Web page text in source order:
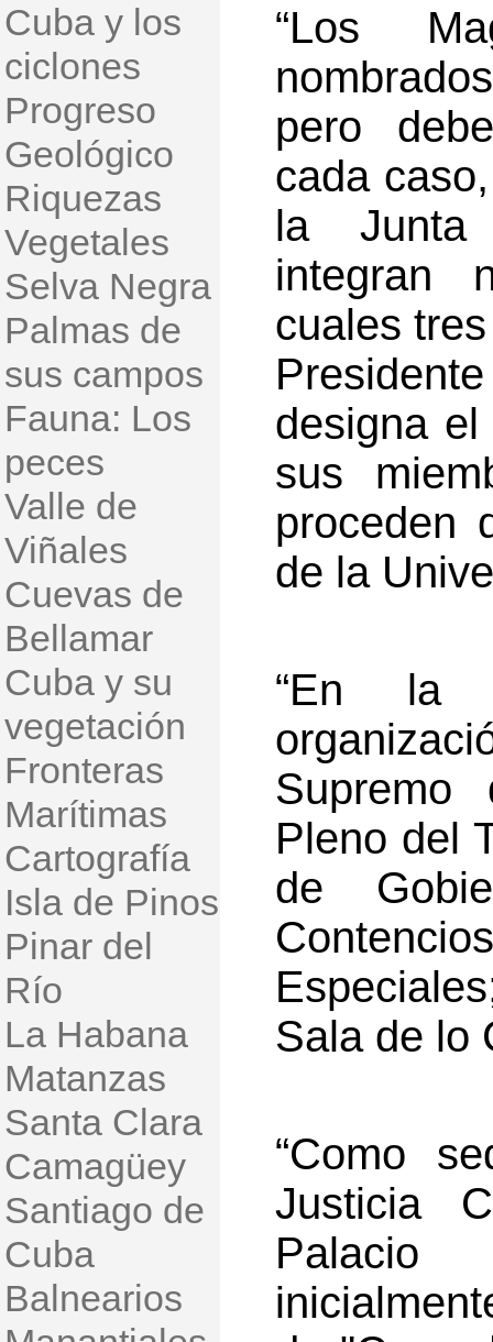
Cuba y los
ciclones
Progreso
Geológico
Riquezas
Vegetales
Selva Negra
Palmas de
sus campos
Fauna: Los
peces
Valle de
Viñales
Cuevas de
Bellamar
Cuba y su
vegetación
Fronteras
Marítimas
Cartografía
Isla de Pinos
Pinar del
Río
La Habana
Matanzas
Santa Clara
Camagüey
Santiago de
Cuba
Balnearios
“Los
pero
cada
la Junta
integran
cuales
designa
sus
proceden
de la
“En la
Pleno del
de
Sala de lo
“Como
Justicia